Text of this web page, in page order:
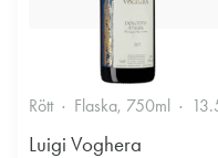
Rött Flaska, 750ml
Luigi Voghera